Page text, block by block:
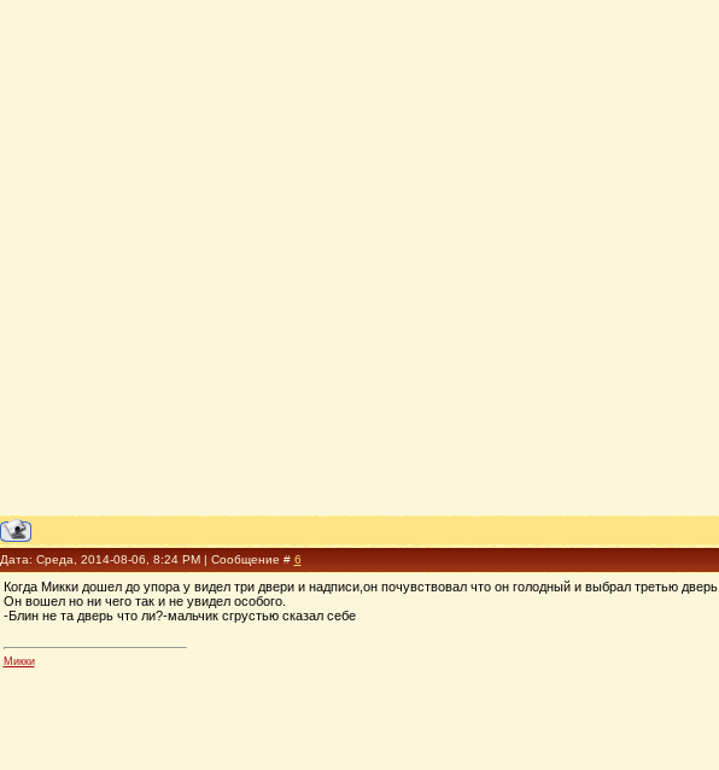
Дата: Среда, 2014-08-06, 8:24 PM | Сообщение # 6
Когда Микки дошел до упора у видел три двери и надписи,он почувствовал что он голодный и выбрал третью дверь.
Он вошел но ни чего так и не увидел особого.
-Блин не та дверь что ли?-мальчик сгрустью сказал себе
Микки